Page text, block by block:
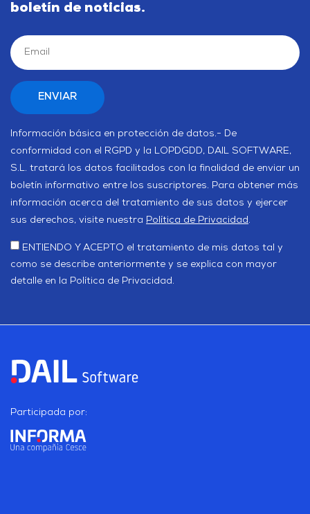
boletín de noticias.
Información básica en protección de datos.- De
conformidad con el RGPD y la LOPDGDD, DAIL SOFTWARE,
S.L. tratará los datos facilitados con la finalidad de enviar un
boletín informativo entre los suscriptores. Para obtener más
información acerca del tratamiento de sus datos y ejercer
sus derechos, visite nuestra Política de Privacidad .
ENTIENDO Y ACEPTO el tratamiento de mis datos tal y
como se describe anteriormente y se explica con mayor
detalle en la Política de Privacidad.
Participada por: